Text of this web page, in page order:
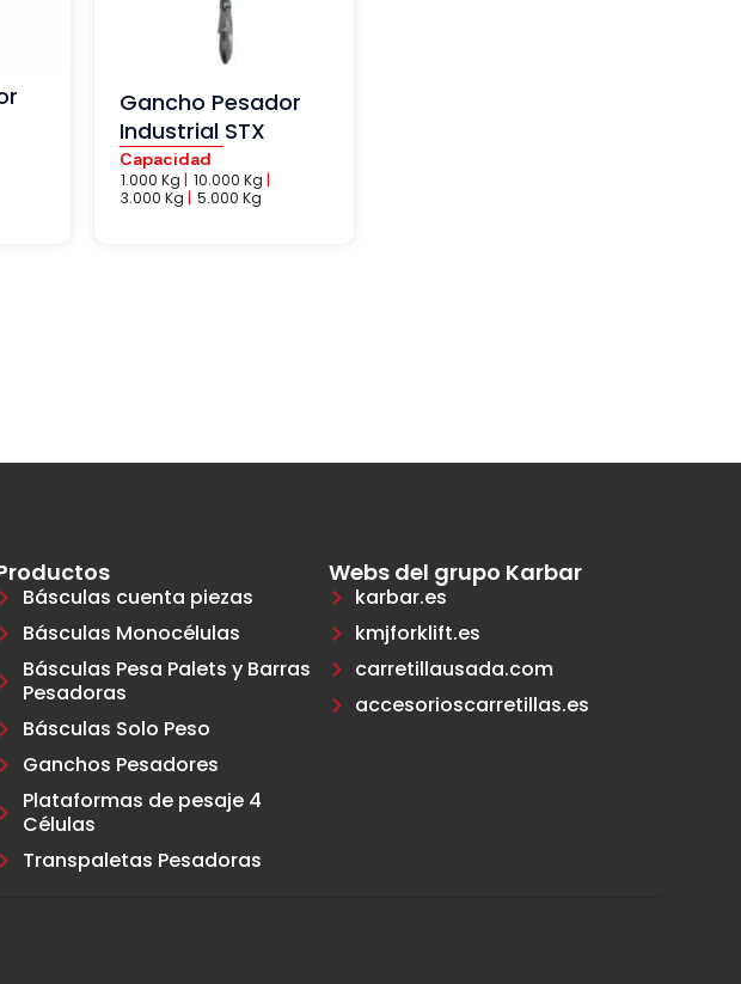
Gancho Pesador
Industrial STX
Capacidad
1.000 Kg | 10.000 Kg |
3.000 Kg | 5.000 Kg
Básculas cuenta piezas
Básculas Monocélulas
Básculas Pesa Palets y Barras
Pesadoras
Básculas Solo Peso
Ganchos Pesadores
Plataformas de pesaje 4
Células
Transpaletas Pesadoras
Webs del grupo Karbar
karbar.es
kmjforklift.es
carretillausada.com
accesorioscarretillas.es